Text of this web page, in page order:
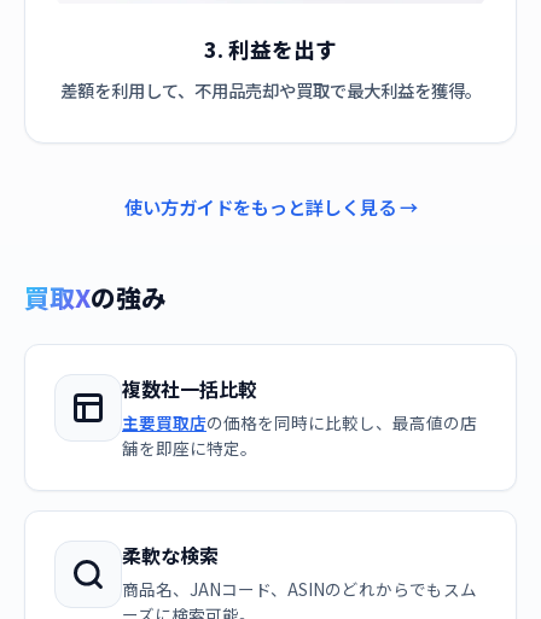
3. 利益を出す
差額を利用して、不用品売却や買取で最大利益を獲得。
使い方ガイドをもっと詳しく見る →
買取Xの強み
複数社一括比較
主要買取店の価格を同時に比較し、最高値の店
舗を即座に特定。
柔軟な検索
商品名、JANコード、ASINのどれからでもスム
ーズに検索可能。